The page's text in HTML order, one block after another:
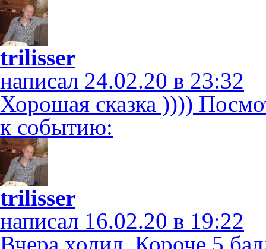
trilisser
написал 24.02.20 в 23:32
Хорошая сказка ))))
к событию:
trilisser
написал 16.02.20 в 19:22